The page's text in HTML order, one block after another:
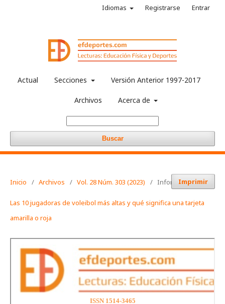
Actual Secciones Versión Anterior 1997-2017
Archivos Acerca de
Buscar
Idiomas Registrarse Entrar
Inicio / Archivos / Vol. 28 Núm. 303 (2023) / Informaciones
Imprimir
Las 10 jugadoras de voleibol más altas y qué significa una tarjeta
amarilla o roja